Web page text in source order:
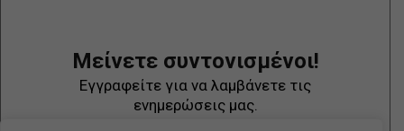
Μείνετε συντονισμένοι!
Εγγραφείτε για να λαμβάνετε τις
ενημερώσεις μας.